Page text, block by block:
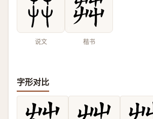
说文 楷书
字形对比